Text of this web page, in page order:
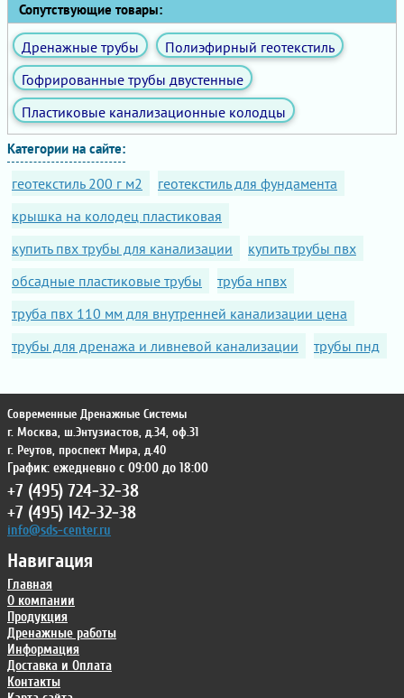
Сопутствующие товары:
Дренажные трубы
Полиэфирный геотекстиль
Гофрированные трубы двустенные
Пластиковые канализационные колодцы
Категории на сайте:
геотекстиль 200 г м2
геотекстиль для фундамента
крышка на колодец пластиковая
купить пвх трубы для канализации
купить трубы пвх
обсадные пластиковые трубы
труба нпвх
труба пвх 110 мм для внутренней канализации цена
трубы для дренажа и ливневой канализации
трубы пнд
Навигация
Главная
О компании
Продукция
Дренажные работы
Информация
Доставка и Оплата
Контакты
Современные Дренажные Системы
г. Москва, ш.Энтузиастов, д.34, оф.31
г. Реутов, проспект Мира, д.40
График: ежедневно с 09:00 до 18:00
+7 (495) 724-32-38
+7 (495) 142-32-38
info@sds-center.ru